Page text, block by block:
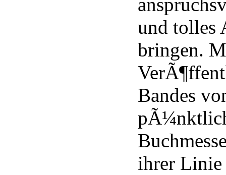
und tolles
bringen.
Bandes
ihrer Linie